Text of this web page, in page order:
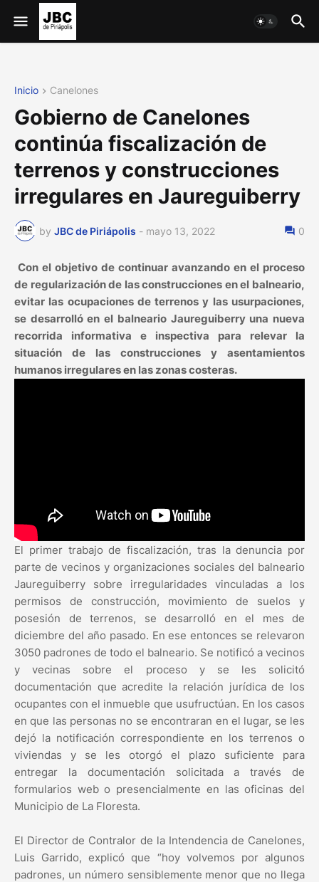
Inicio Canelones
Gobierno de Canelones
continúa fiscalización de
terrenos y construcciones
irregulares en Jaureguiberry
by JBC de Piriápolis - mayo 13, 2022 0
Con el objetivo de continuar avanzando en el proceso
de regularización de las construcciones en el balneario,
evitar las ocupaciones de terrenos y las usurpaciones,
se desarrolló en el balneario Jaureguiberry una nueva
recorrida informativa e inspectiva para relevar la
situación de las construcciones y asentamientos
humanos irregulares en las zonas costeras.
El primer trabajo de fiscalización, tras la denuncia por
parte de vecinos y organizaciones sociales del balneario
Jaureguiberry sobre irregularidades vinculadas a los
permisos de construcción, movimiento de suelos y
posesión de terrenos, se desarrolló en el mes de
diciembre del año pasado. En ese entonces se relevaron
3050 padrones de todo el balneario. Se notificó a vecinos
y vecinas sobre el proceso y se les solicitó
documentación que acredite la relación jurídica de los
ocupantes con el inmueble que usufructúan. En los casos
en que las personas no se encontraran en el lugar, se les
dejó la notificación correspondiente en los terrenos o
viviendas y se les otorgó el plazo suficiente para
entregar la documentación solicitada a través de
formularios web o presencialmente en las oficinas del
Municipio de La Floresta.
El Director de Contralor de la Intendencia de Canelones,
Luis Garrido, explicó que “hoy volvemos por algunos
padrones, un número sensiblemente menor que no llega